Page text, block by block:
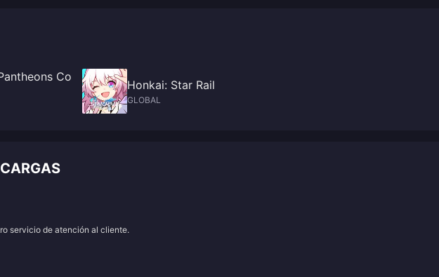
Co
Honkai: Star Rail
GLOBAL
servicio de atención al cliente.